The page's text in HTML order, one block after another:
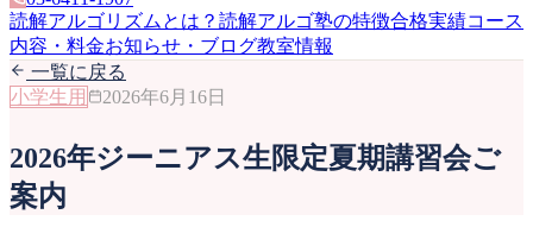
読解アルゴリズムとは？ 読解アルゴ塾の特徴合格実績コース
内容・料金お知らせ・ブログ教室情報
一覧に戻る
小学生用
2026年6月16日
2026年ジーニアス生限定夏期講習会ご
案内